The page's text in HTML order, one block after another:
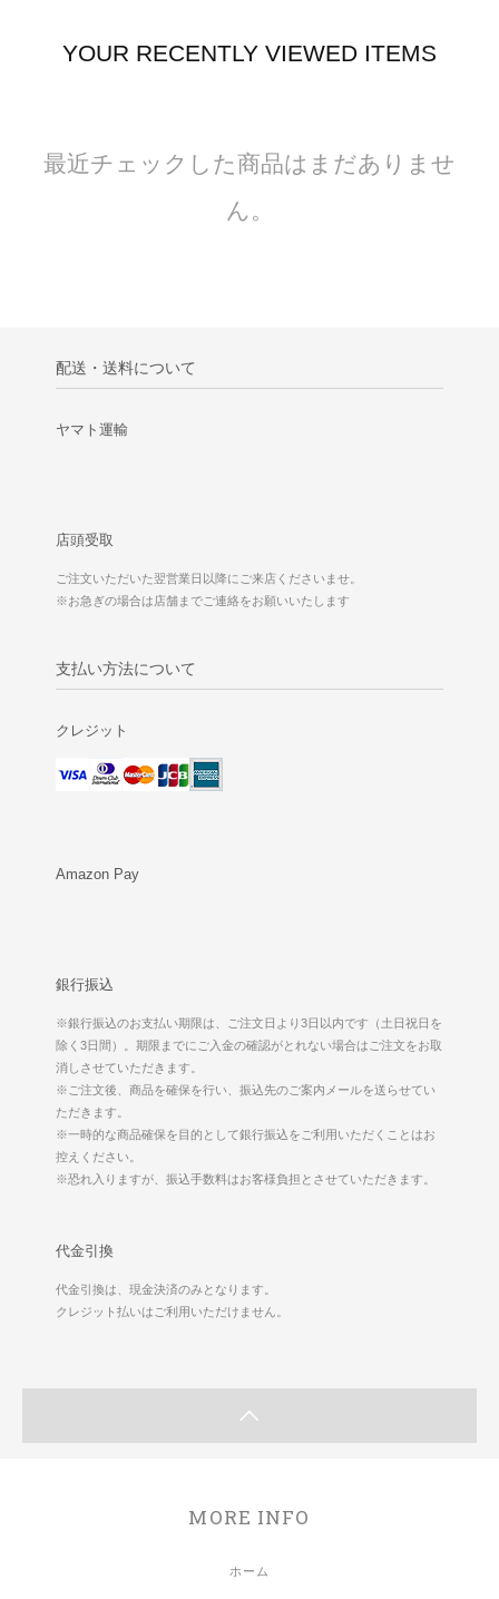
YOUR RECENTLY VIEWED ITEMS
最近チェックした商品はまだありませ
ん。
配送・送料について
ヤマト運輸
店頭受取
ご注文いただいた翌営業日以降にご来店くださいませ。
※お急ぎの場合は店舗までご連絡をお願いいたします
支払い方法について
クレジット
Amazon Pay
銀行振込
※銀行振込のお支払い期限は、ご注文日より3日以内です（土日祝日を
除く3日間）。期限までにご入金の確認がとれない場合はご注文をお取
消しさせていただきます。
※ご注文後、商品を確保を行い、振込先のご案内メールを送らせてい
ただきます。
※一時的な商品確保を目的として銀行振込をご利用いただくことはお
控えください。
※恐れ入りますが、振込手数料はお客様負担とさせていただきます。
代金引換
代金引換は、現金決済のみとなります。
クレジット払いはご利用いただけません。
MORE INFO
ホーム